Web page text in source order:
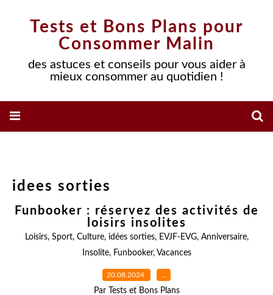
Tests et Bons Plans pour
Consommer Malin
des astuces et conseils pour vous aider à
mieux consommer au quotidien !
idees sorties
Funbooker : réservez des activités de
loisirs insolites
Loisirs, Sport, Culture, idées sorties, EVJF-EVG, Anniversaire,
Insolite, Funbooker, Vacances
20.08.2024 …
Par Tests et Bons Plans